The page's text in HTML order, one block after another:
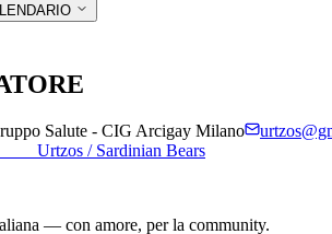
Salute - CIG Arcigay Milano
Urtzos / Sardinian Bears
— con amore, per la community.